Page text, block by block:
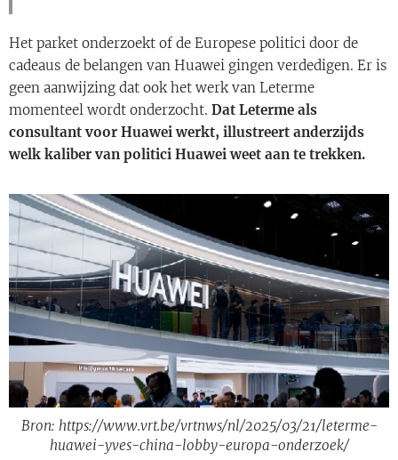
Het parket onderzoekt of de Europese politici door de
cadeaus de belangen van Huawei gingen verdedigen. Er is
geen aanwijzing dat ook het werk van Leterme
momenteel wordt onderzocht. Dat Leterme als
consultant voor Huawei werkt, illustreert anderzijds
welk kaliber van politici Huawei weet aan te trekken.
Bron: https://www.vrt.be/vrtnws/nl/2025/03/21/leterme-
huawei-yves-china-lobby-europa-onderzoek/